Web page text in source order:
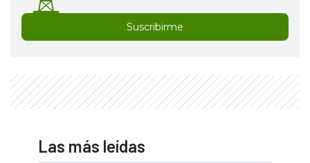
Suscribirme
Las más leídas